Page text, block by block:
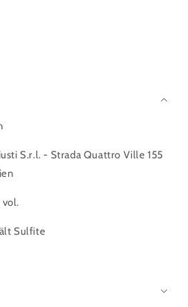
S.r.l. - Strada Quattro Ville 155
Sulfite